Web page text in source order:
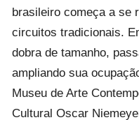
brasileiro começa a se
circuitos tradicionais.
dobra de tamanho,
ampliando sua
Museu de Arte
Cultural Oscar